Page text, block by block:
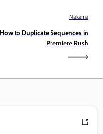
Nākamā
How to Duplicate Sequences in
Premiere Rush